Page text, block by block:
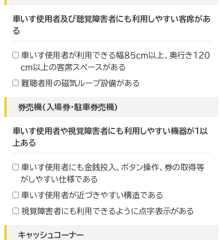
車いす使用者及び聴覚障害者にも利用しやすい客席があ
る
車いす使用者が利用できる幅８５ｃｍ以上、奥行き１２０
ｃｍ以上の客席スペースがある
難聴者用の磁気ループ設備がある
券売機(入場券・駐車券売機)
車いす使用者や視覚障害者にも利用しやすい機器が１以
上ある
車いす使用者にも金銭投入、ボタン操作、券の取得等
がしやすい仕様である
車いす使用者が近づきやすい構造である
視覚障害者にも利用できるように点字表示がある
キャッシュコーナー